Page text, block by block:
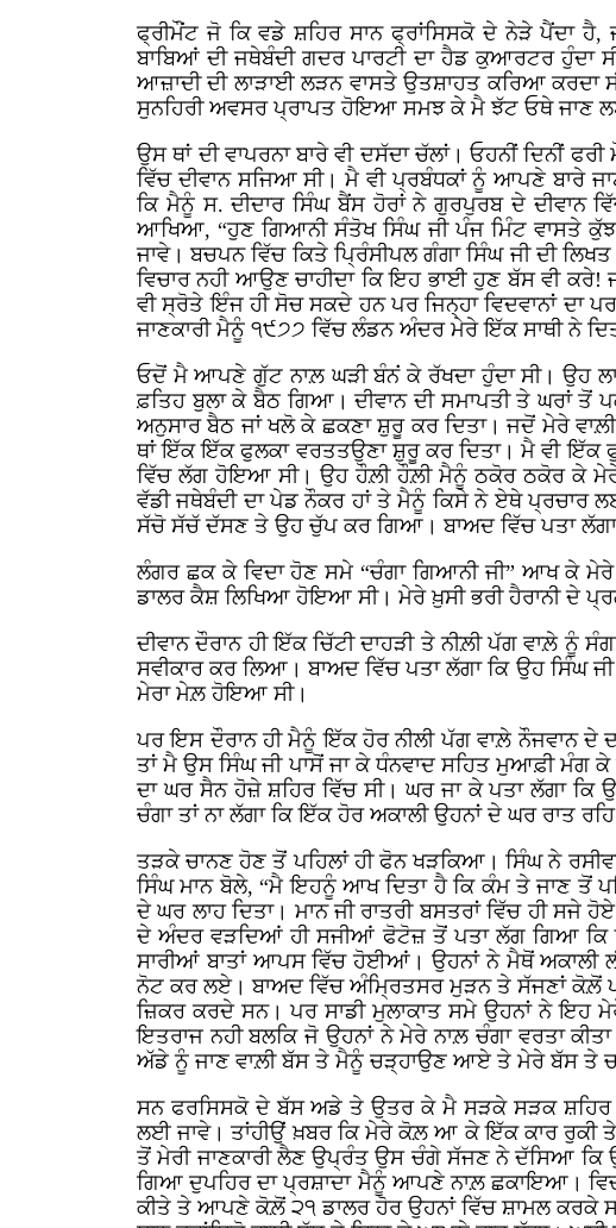
ਫ੍ਰੀਮੌਂਟ ਜੋ ਕਿ ਵਡੇ ਸ਼ਹਿਰ ਸਾਨ ਫ੍ਰਾਂਸਿਸਕੋ ਦੇ ਨੇੜੇ ਪੈਂਦਾ
ਬਾਬਿਆਂ ਦੀ ਜਥੇਬੰਦੀ ਗਦਰ ਪਾਰਟੀ ਦਾ ਹੈਡ ਕੁਆਰਟਰ ਹੁੰਦਾ
ਆਜ਼ਾਦੀ ਦੀ ਲਾੜਾਈ ਲੜਨ ਵਾਸਤੇ ਉਤਸ਼ਾਹਤ ਕਰਿਆ ਕਰਦਾ
ਸੁਨਹਿਰੀ ਅਵਸਰ ਪ੍ਰਾਪਤ ਹੋਇਆ ਸਮਝ ਕੇ ਮੈ ਝੱਟ ਓਥੇ ਜਾਣ
ਉਸ ਥਾਂ ਦੀ ਵਾਪਰਨਾ ਬਾਰੇ ਵੀ ਦਸੱਦਾ ਚੱਲਾਂ। ਓਹਨੀਂ ਦਿਨੀਂ
ਵਿੱਚ ਦੀਵਾਨ ਸਜਿਆ ਸੀ। ਮੈ ਵੀ ਪ੍ਰਬੰਧਕਾਂ ਨੂੰ ਆਪਣੇ ਬਾਰੇ
ਕਿ ਮੈਨੂੰ ਸ. ਦੀਦਾਰ ਸਿੰਘ ਬੈਂਸ ਹੋਰਾਂ ਨੇ ਗੁਰਪੁਰਬ ਦੇ ਦੀਵਾਨ
ਆਖਿਆ, “ਹੁਣ ਗਿਆਨੀ ਸੰਤੋਖ ਸਿੰਘ ਜੀ ਪੰਜ ਮਿੰਟ ਵਾਸਤੇ
ਜਾਵੇ। ਬਚਪਨ ਵਿੱਚ ਕਿਤੇ ਪ੍ਰਿੰਸੀਪਲ ਗੰਗਾ ਸਿੰਘ ਜੀ ਦੀ
ਵਿਚਾਰ ਨਹੀ ਆਉਣ ਚਾਹੀਦਾ ਕਿ ਇਹ ਭਾਈ ਹੁਣ ਬੱਸ ਵੀ
ਵੀ ਸ੍ਰੋਤੇ ਇੰਜ ਹੀ ਸੋਚ ਸਕਦੇ ਹਨ ਪਰ ਜਿਨ੍ਹਾ ਵਿਦਵਾਨਾਂ ਦਾ
ਜਾਣਕਾਰੀ ਮੈਨੂੰ ੧੯੭੭ ਵਿੱਚ ਲੰਡਨ ਅੰਦਰ ਮੇਰੇ ਇੱਕ ਸਾਥੀ ਨੇ
ਓਦੋਂ ਮੈ ਆਪਣੇ ਗੁੱਟ ਨਾਲ਼ ਘੜੀ ਬੰਨਂ ਕੇ ਰੱਖਦਾ ਹੁੰਦਾ ਸੀ। ਉਹ
ਫ਼ਤਿਹ ਬੁਲਾ ਕੇ ਬੈਠ ਗਿਆ। ਦੀਵਾਨ ਦੀ ਸਮਾਪਤੀ ਤੇ ਘਰਾਂ
ਅਨੁਸਾਰ ਬੈਠ ਜਾਂ ਖਲੋ ਕੇ ਛਕਣਾ ਸ਼ੁਰੂ ਕਰ ਦਿਤਾ। ਜਦੋਂ ਮੇਰੇ
ਥਾਂ ਇੱਕ ਇੱਕ ਫੁਲਕਾ ਵਰਤਤਉਣਾ ਸ਼ੁਰੂ ਕਰ ਦਿਤਾ। ਮੈ ਵੀ ਇੱਕ
ਵਿੱਚ ਲੱਗ ਹੋਇਆ ਸੀ। ਉਹ ਹੌਲ਼ੀ ਹੌਲ਼ੀ ਮੈਨੂੰ ਠਕੋਰ ਠਕੋਰ ਕੇ ਮੇਰੇ
ਵੱਡੀ ਜਥੇਬੰਦੀ ਦਾ ਪੇਡ ਨੌਕਰ ਹਾਂ ਤੇ ਮੈਨੂੰ ਕਿਸੇ ਨੇ ਏਥੇ ਪ੍ਰਚਾਰ
ਸੱਚੋ ਸੱਚੱ ਦੱਸਣ ਤੇ ਉਹ ਚੁੱਪ ਕਰ ਗਿਆ। ਬਾਅਦ ਵਿੱਚ ਪਤਾ ਲੱਗਾ
ਲੰਗਰ ਛਕ ਕੇ ਵਿਦਾ ਹੋਣ ਸਮੇ “ਚੰਗਾ ਗਿਆਨੀ ਜੀ” ਆਖ ਕੇ
ਡਾਲਰ ਕੈਸ਼ ਲਿਖਿਆ ਹੋਇਆ ਸੀ। ਮੇਰੇ ਖ਼ੁਸੀ ਭਰੀ ਹੈਰਾਨੀ ਦੇ
ਦੀਵਾਨ ਦੌਰਾਨ ਹੀ ਇੱਕ ਚਿੱਟੀ ਦਾਹੜੀ ਤੇ ਨੀਲ਼ੀ ਪੱਗ ਵਾਲ਼ੇ ਨੂੰ
ਸਵੀਕਾਰ ਕਰ ਲਿਆ। ਬਾਅਦ ਵਿੱਚ ਪਤਾ ਲੱਗਾ ਕਿ ਉਹ ਸਿੰਘ
ਮੇਰਾ ਮੇਲ਼ ਹੋਇਆ ਸੀ।
ਪਰ ਇਸ ਦੌਰਾਨ ਹੀ ਮੈਨੂੰ ਇੱਕ ਹੋਰ ਨੀਲੀ ਪੱਗ ਵਾਲ਼ੇ ਨੌਜਵਾਨ
ਤਾਂ ਮੈ ਉਸ ਸਿੰਘ ਜੀ ਪਾਸੋਂ ਜਾ ਕੇ ਧੰਨਵਾਦ ਸਹਿਤ ਮੁਆਫ਼ੀ ਮੰਗ
ਦਾ ਘਰ ਸੈਨ ਹੋਜ਼ੇ ਸ਼ਹਿਰ ਵਿੱਚ ਸੀ। ਘਰ ਜਾ ਕੇ ਪਤਾ ਲੱਗਾ ਕਿ
ਚੰਗਾ ਤਾਂ ਨਾ ਲੱਗਾ ਕਿ ਇੱਕ ਹੋਰ ਅਕਾਲੀ ਉਹਨਾਂ ਦੇ ਘਰ ਰਾਤ
ਤੜਕੇ ਚਾਨਣ ਹੋਣ ਤੋਂ ਪਹਿਲਾਂ ਹੀ ਫੋਨ ਖੜਕਿਆ। ਸਿੰਘ ਨੇ
ਸਿੰਘ ਮਾਨ ਬੋਲੇ, “ਮੈ ਇਹਨੂੰ ਆਖ ਦਿਤਾ ਹੈ ਕਿ ਕੰਮ ਤੇ ਜਾਣ ਤੋਂ
ਦੇ ਘਰ ਲਾਹ ਦਿਤਾ। ਮਾਨ ਜੀ ਰਾਤਰੀ ਬਸਤਰਾਂ ਵਿੱਚ ਹੀ
ਦੇ ਅੰਦਰ ਵੜਦਿਆਂ ਹੀ ਸਜੀਆਂ ਫੋਟੋਜ਼ ਤੋਂ ਪਤਾ ਲੱਗ ਗਿਆ ਕਿ
ਸਾਰੀਆਂ ਬਾਤਾਂ ਆਪਸ ਵਿੱਚ ਹੋਈਆਂ। ਉਹਨਾਂ ਨੇ ਮੈਥੋਂ ਅਕਾਲੀ
ਨੋਟ ਕਰ ਲਏ। ਬਾਅਦ ਵਿੱਚ ਅੰਮ੍ਰਿਤਸਰ ਮੁੜਨ ਤੇ ਸੱਜਣਾਂ ਕੋਲ਼ੋਂ
ਜ਼ਿਕਰ ਕਰਦੇ ਸਨ। ਪਰ ਸਾਡੀ ਮੁਲਾਕਾਤ ਸਮੇ ਉਹਨਾਂ ਨੇ
ਇਤਰਾਜ ਨਹੀ ਬਲਕਿ ਜੋ ਉਹਨਾਂ ਨੇ ਮੇਰੇ ਨਾਲ਼ ਚੰਗਾ ਵਰਤਾ
ਅੱਡੇ ਨੂੰ ਜਾਣ ਵਾਲ਼ੀ ਬੱਸ ਤੇ ਮੈਨੂੰ ਚੜ੍ਹਾਉਣ ਆਏ ਤੇ ਮੇਰੇ ਬੱਸ ਤੇ
ਸਨ ਫਰਸਿਸਕੋ ਦੇ ਬੱਸ ਅਡੇ ਤੇ ਉਤਰ ਕੇ ਮੈ ਸੜਕੇ ਸੜਕ ਸ਼ਹਿਰ
ਲਈ ਜਾਵੇ। ਤਾਂਹੀਉਂ ਖ਼ਬਰ ਕਿ ਮੇਰੇ ਕੋਲ਼ ਆ ਕੇ ਇੱਕ ਕਾਰ ਰੁਕੀ
ਤੋਂ ਮੇਰੀ ਜਾਣਕਾਰੀ ਲੈਣ ਉਪ੍ਰੰਤ ਉਸ ਚੰਗੇ ਸੱਜਣ ਨੇ ਦੱਸਿਆ ਕਿ
ਗਿਆ ਦੁਪਹਿਰ ਦਾ ਪ੍ਰਸ਼ਾਦਾ ਮੈਨੂੰ ਆਪਣੇ ਨਾਲ਼ ਛਕਾਇਆ।
ਕੀਤੇ ਤੇ ਆਪਣੇ ਕੋਲ਼ੋਂ ੨੧ ਡਾਲਰ ਹੋਰ ਉਹਨਾਂ ਵਿੱਚ ਸ਼ਾਮਲ